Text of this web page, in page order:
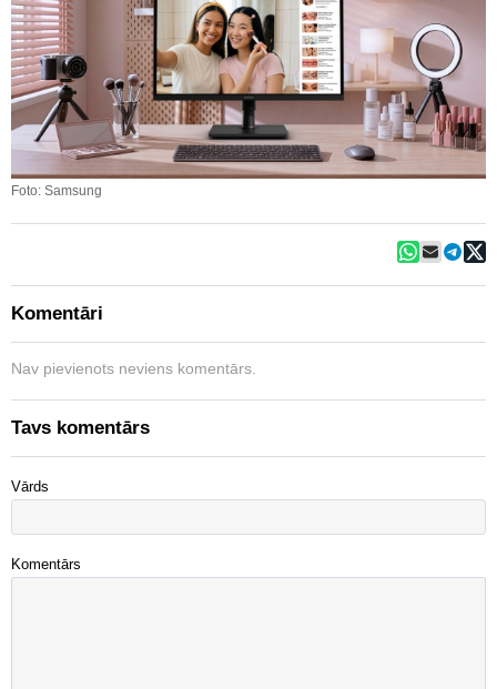
Foto: Samsung
Komentāri
Nav pievienots neviens komentārs.
Tavs komentārs
Vārds
Komentārs